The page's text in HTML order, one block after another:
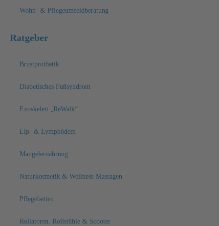
Wohn- & Pflegeumfeldberatung
Ratgeber
Brustprothetik
Diabetisches Fußsyndrom
Exoskelett „ReWalk“
Lip- & Lymphödem
Mangelernährung
Naturkosmetik & Wellness-Massagen
Pflegebetten
Rollatoren, Rollstühle & Scooter